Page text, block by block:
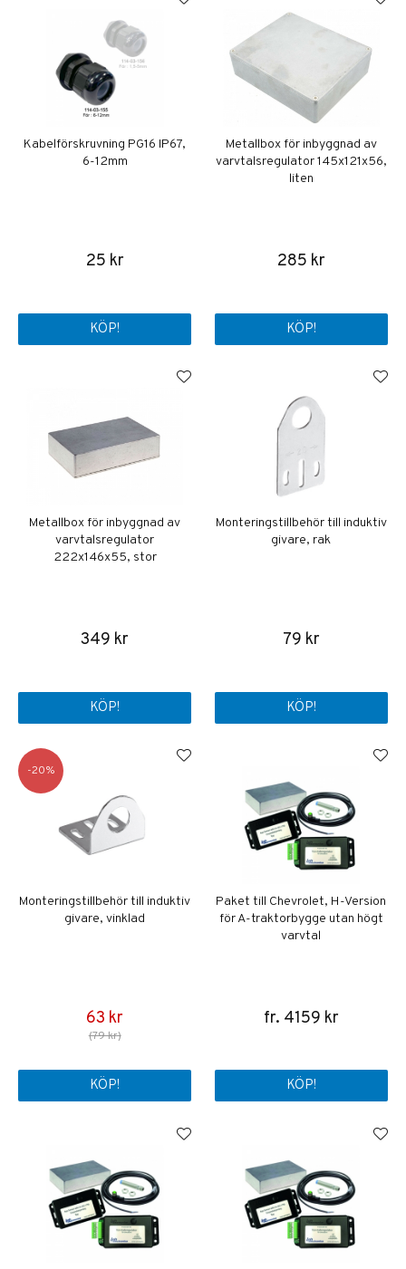
Kabelförskruvning PG16 IP67,
6-12mm
25 kr
KÖP!
Metallbox för inbyggnad av
varvtalsregulator 145x121x56,
liten
285 kr
KÖP!
Metallbox för inbyggnad av
varvtalsregulator
222x146x55, stor
349 kr
KÖP!
Monteringstillbehör till induktiv
givare, rak
79 kr
KÖP!
20
Monteringstillbehör till induktiv
givare, vinklad
63 kr
(79 kr)
KÖP!
Paket till Chevrolet, H-Version
för A-traktorbygge utan högt
varvtal
fr. 4159 kr
KÖP!